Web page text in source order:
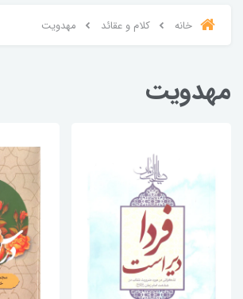
خانه کلام و عقائد مهدویت
مهدویت